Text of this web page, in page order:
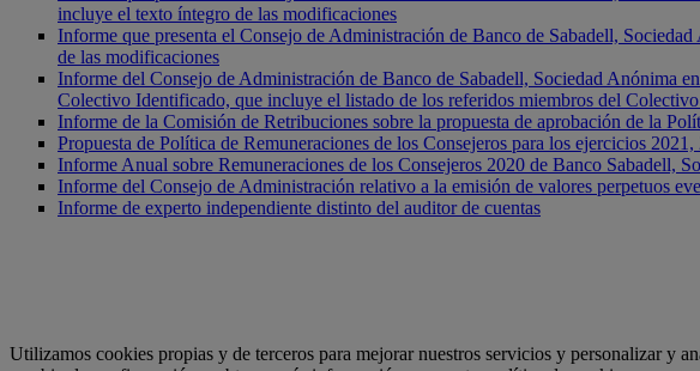
incluye el texto íntegro de las modificaciones
Informe que presenta el Consejo de Administración de Banco de Sabadell,
de las modificaciones
Informe del Consejo de Administración de Banco de Sabadell, Sociedad Anónima
Colectivo Identificado, que incluye el listado de los referidos miembros del
Informe de la Comisión de Retribuciones sobre la propuesta de aprobación de la
Propuesta de Política de Remuneraciones de los Consejeros para los ejercicios
Informe Anual sobre Remuneraciones de los Consejeros 2020 de Banco Sabadell,
Informe del Consejo de Administración relativo a la emisión de valores perpetuos
Informe de experto independiente distinto del auditor de cuentas
Utilizamos cookies propias y de terceros para mejorar nuestros servicios y personalizar y